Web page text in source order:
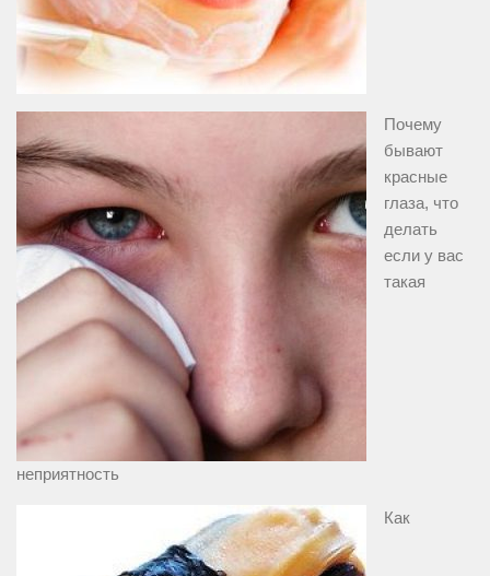
Почему
бывают
красные
глаза, что
делать
если у вас
такая
неприятность
Как